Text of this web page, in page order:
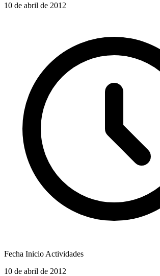
10 de abril de 2012
Fecha Inicio Actividades
10 de abril de 2012